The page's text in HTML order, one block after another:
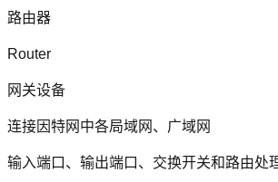
路由器
Router
网关设备
连接因特网中各局域网 、 广域网
输入端口 、 输出端口 、 交换开关和路由处